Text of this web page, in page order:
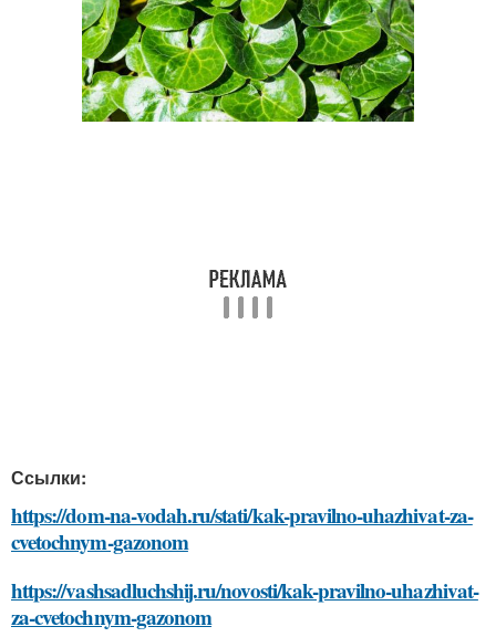
Ссылки:
https://dom-na-vodah.ru/stati/kak-pravilno-uhazhivat-za-
cvetochnym-gazonom
https://vashsadluchshij.ru/novosti/kak-pravilno-uhazhivat-
za-cvetochnym-gazonom